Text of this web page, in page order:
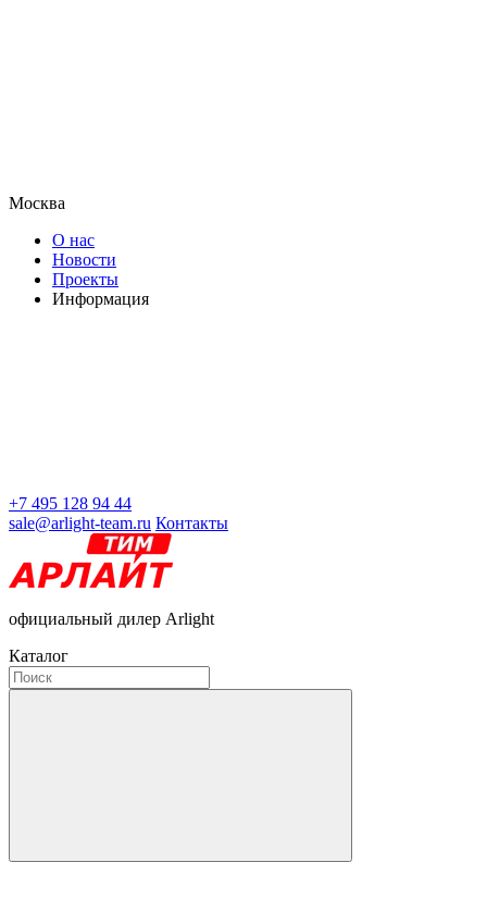
Москва
О нас
Новости
Проекты
Информация
+7 495 128 94 44
sale@arlight-team.ru Контакты
официальный дилер Arlight
Каталог